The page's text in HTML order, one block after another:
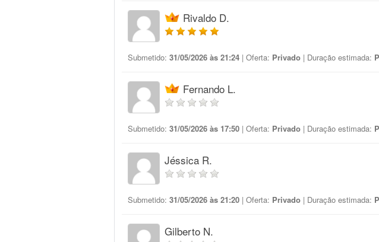
Rivaldo D.
Submetido: 31/05/2026 às 21:24 | Oferta: Privado | Duração estimada:
Fernando L.
Submetido: 31/05/2026 às 17:50 | Oferta: Privado | Duração estimada:
Jéssica R.
Submetido: 31/05/2026 às 21:20 | Oferta: Privado | Duração estimada:
Gilberto N.